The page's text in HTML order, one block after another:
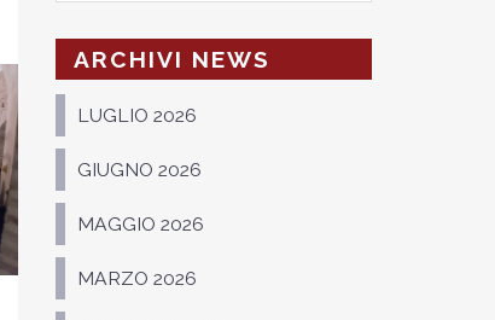
ARCHIVI NEWS
LUGLIO 2026
GIUGNO 2026
MAGGIO 2026
MARZO 2026